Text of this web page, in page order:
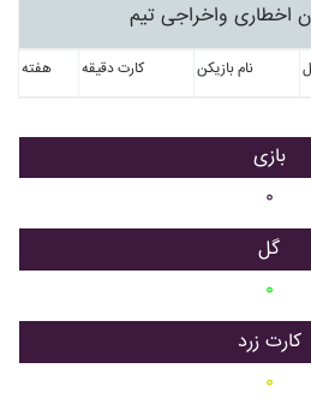
اخطاری واخراجی تیم
هفته کارت دقیقه نام بازیکن
بازی
۰
گل
۰
کارت زرد
۰